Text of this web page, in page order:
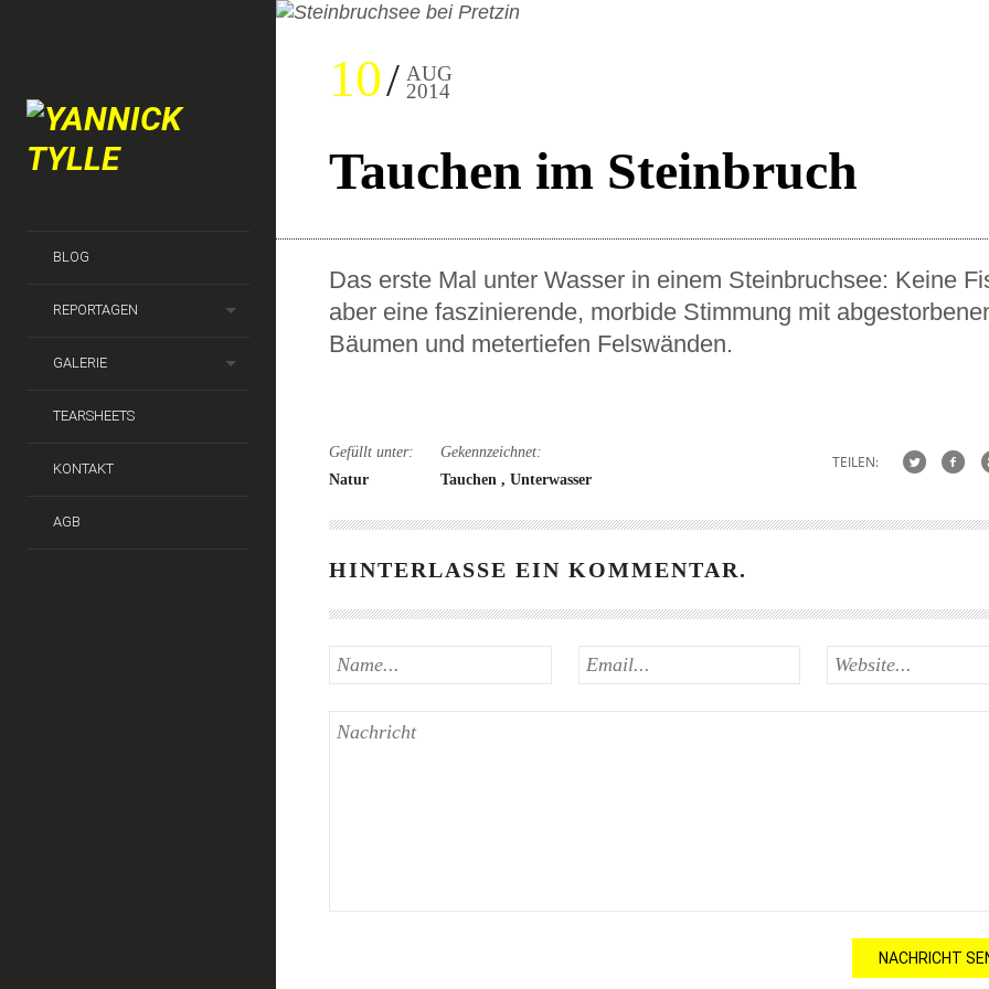
BLOG
REPORTAGEN
GALERIE
TEARSHEETS
KONTAKT
AGB
10 AUG
2014
Tauchen im Steinbruch
Das erste Mal unter Wasser in einem Steinbruchsee: Keine
aber eine faszinierende, morbide Stimmung mit
Bäumen und metertiefen Felswänden.
Gefüllt unter:
Natur
Gekennzeichnet:
Tauchen
Unterwasser
TEILEN:
HINTERLASSE EIN KOMMENTAR.